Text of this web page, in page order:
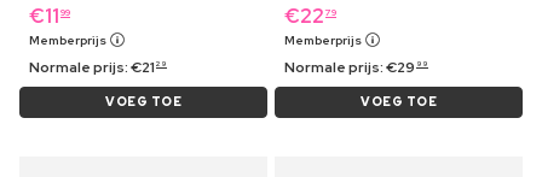
€11 99
Memberprijs
Normale prijs:€21 29
VOEG TOE
€22 79
Memberprijs
Normale prijs:€29 99
VOEG TOE